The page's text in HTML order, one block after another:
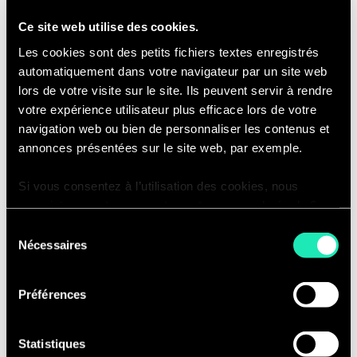
Ce site web utilise des cookies.
Les cookies sont des petits fichiers textes enregistrés
automatiquement dans votre navigateur par un site web
lors de votre visite sur le site. Ils peuvent servir à rendre
votre expérience utilisateur plus efficace lors de votre
navigation web ou bien de personnaliser les contenus et
annonces présentées sur le site web, par exemple.
Si vous consentez à l’utilisation des cookies, nous
consentir à cette utilisation à nouveau. Si vous ne
fonctionnement et ne personnalisera pas votre
Nécessaires
Préférences
Statistiques
de projets … renforce la nécessité d’une vision précise
des forces et faiblesses du SI pour nos clients.
Gestion prévisionnelle
des emplois et des
d’aligner efficacement la gestion des ressources
descriptif, prospectif, sociale et pilotage.